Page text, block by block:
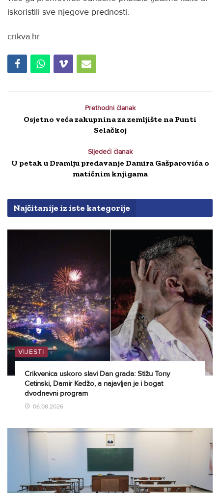
iskoristili sve njegove prednosti.
crikva.hr
Prethodni članak
Osjetno veća zakupnina za zemljište na Punti
Selačkoj
Sljedeći članak
U petak u Dramlju predavanje Damira Gašparovića o
matičnim knjigama
Najčitanije iz iste kategorije
VIJESTI
Crikvenica uskoro slavi Dan grada: Stižu Tony
Cetinski, Damir Kedžo, a najavljen je i bogat
dvodnevni program
06.08.2026